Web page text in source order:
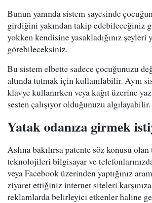
Bunun yanında sistem sayesinde
girdiğini yakından takip edebileceğiniz
yokken kendisine yasakladığınız şeyleri
görebileceksiniz.
Bu sistem elbette sadece çocuğunuzu
altında tutmak için kullanılabilir. Aynı
klavye kullanırken veya kağıt üzerine
sesten çalışıyor olduğunuzu algılayabilir.
Yatak odanıza girmek
Aslına bakılırsa patente söz konusu
teknolojileri bilgisayar ve
veya Facebook üzerinden yaptığınız
ziyaret ettiğiniz internet siteleri
reklamlarda belirleyici etkenler haline